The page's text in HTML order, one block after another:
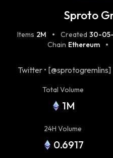
Sproto
Items 2M Created 30-
Chain Ethereum
Twitter • [@sprotogremlins]
Gremlins are 3,333
with high speed
loyalty. 🎨Creators:
Total Volume
1M
24H Volume
0.6917